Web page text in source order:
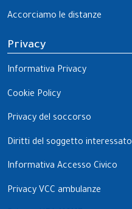
Accorciamo le distanze
Privacy
Informativa Privacy
Cookie Policy
Privacy del soccorso
Diritti del soggetto interessato
Informativa Accesso Civico
Privacy VCC ambulanze